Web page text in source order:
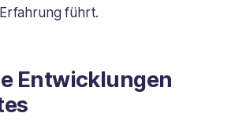
führt.
Entwicklungen